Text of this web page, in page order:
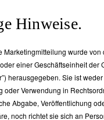
Hinweise.
Marketingmitteilung wurde von
einer Geschäftseinheit der
herausgegeben. Sie ist
oder Verwendung in
Abgabe, Veröffentlichung
noch richtet sie sich an